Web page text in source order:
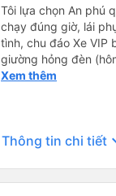
Tôi lựa chọn An phú
chạy đúng giờ, lái
tình, chu đáo Xe VIP
giường hỏng đèn
điều hoà (cửa cuộn)
Xem thêm
Thông tin chi tiết